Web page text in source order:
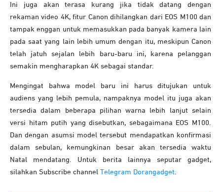
Ini juga akan terasa kurang jika tidak datang dengan
rekaman video 4K, fitur Canon dihilangkan dari EOS M100 dan
tampak enggan untuk memasukkan pada banyak kamera lain
pada saat yang lain lebih umum dengan itu, meskipun Canon
telah jatuh sejalan lebih baru-baru ini, karena pelanggan
semakin mengharapkan 4K sebagai standar.
Mengingat bahwa model baru ini harus ditujukan untuk
audiens yang lebih pemula, nampaknya model itu juga akan
tersedia dalam beberapa pilihan warna lebih lanjut selain
versi hitam putih yang disebutkan, sebagaimana EOS M100.
Dan dengan asumsi model tersebut mendapatkan konfirmasi
dalam sebulan, kemungkinan besar akan tersedia waktu
Natal mendatang. Untuk berita lainnya seputar gadget,
silahkan Subscribe channel Telegram Dorangadget